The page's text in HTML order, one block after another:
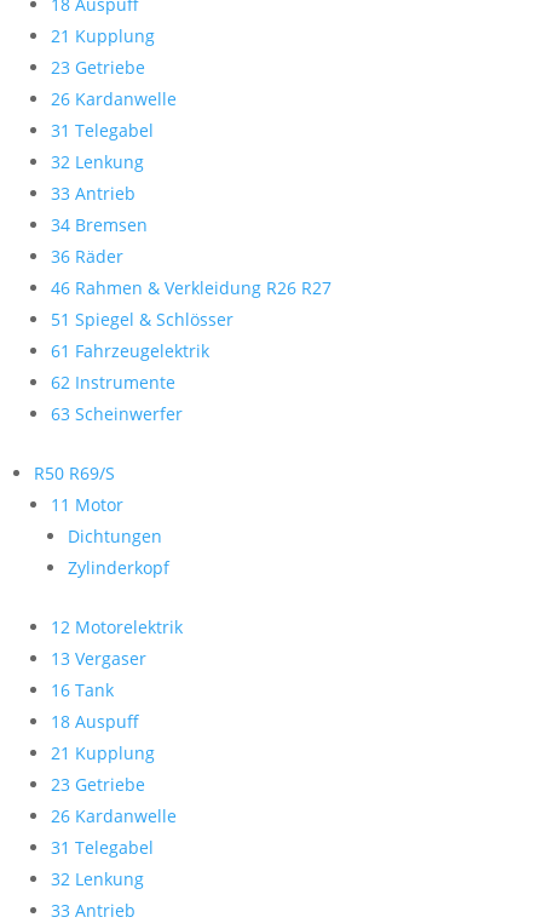
21 Kupplung
23 Getriebe
26 Kardanwelle
31 Telegabel
32 Lenkung
33 Antrieb
34 Bremsen
36 Räder
46 Rahmen & Verkleidung R26 R27
51 Spiegel & Schlösser
61 Fahrzeugelektrik
62 Instrumente
63 Scheinwerfer
R50 R69/S
11 Motor
Dichtungen
Zylinderkopf
12 Motorelektrik
13 Vergaser
16 Tank
18 Auspuff
21 Kupplung
23 Getriebe
26 Kardanwelle
31 Telegabel
32 Lenkung
33 Antrieb